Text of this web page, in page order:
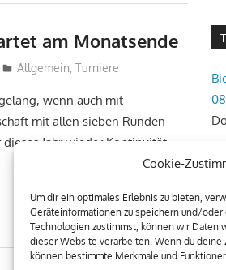
Cookie-
Um dir ein optimales Erlebnis zu bieten,
Geräteinformationen zu speichern und/oder
Technologien zustimmst, können wir Daten
dieser Website verarbeiten. Wenn du deine
können bestimmte Merkmale und
am Monatsende
Allgemein,Turniere
wenn auch mit
mit allen sieben Runden
Jahr wieder Kontinuität